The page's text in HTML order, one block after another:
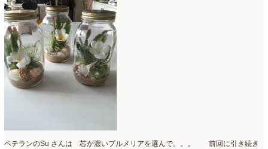
ベテランのSu さんは 芯が濃いプルメリアを選んで。。。 前回に引き続き